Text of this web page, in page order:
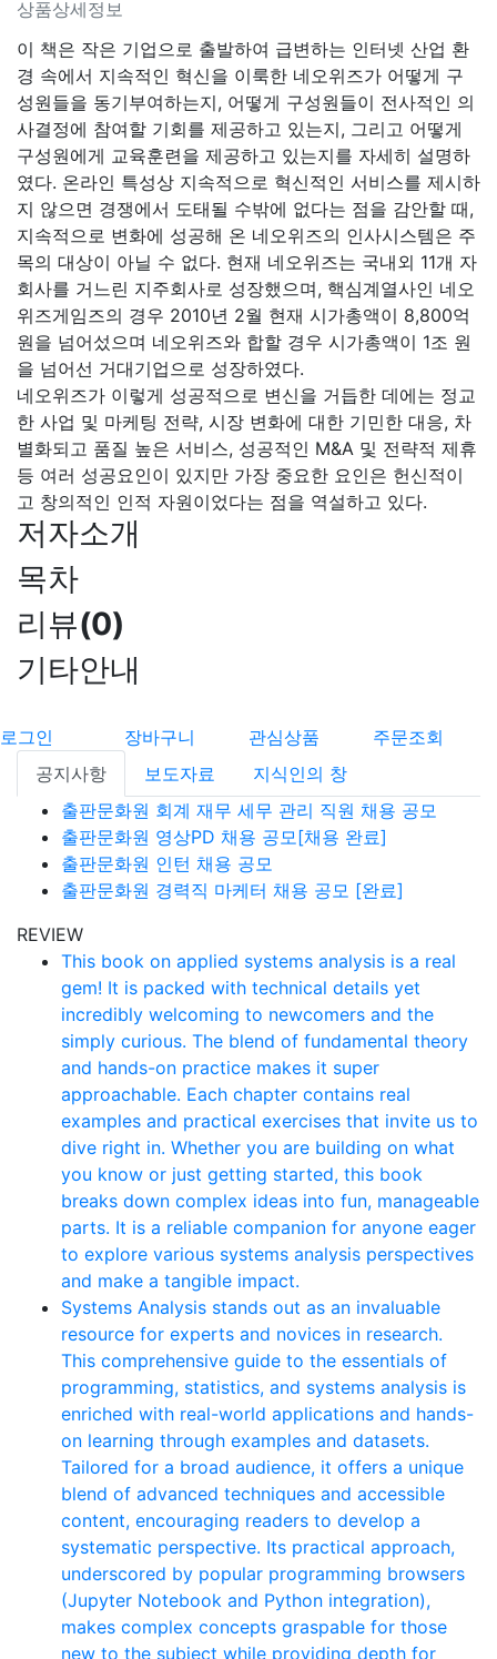
상품상세정보
이 책은 작은 기업으로 출발하여 급변하는 인터넷 산업 환
경 속에서 지속적인 혁신을 이룩한 네오위즈가 어떻게 구
성원들을 동기부여하는지, 어떻게 구성원들이 전사적인 의
사결정에 참여할 기회를 제공하고 있는지, 그리고 어떻게
구성원에게 교육훈련을 제공하고 있는지를 자세히 설명하
였다. 온라인 특성상 지속적으로 혁신적인 서비스를 제시하
지 않으면 경쟁에서 도태될 수밖에 없다는 점을 감안할 때,
지속적으로 변화에 성공해 온 네오위즈의 인사시스템은 주
목의 대상이 아닐 수 없다. 현재 네오위즈는 국내외 11개 자
회사를 거느린 지주회사로 성장했으며, 핵심계열사인 네오
위즈게임즈의 경우 2010년 2월 현재 시가총액이 8,800억
원을 넘어섰으며 네오위즈와 합할 경우 시가총액이 1조 원
을 넘어선 거대기업으로 성장하였다.
네오위즈가 이렇게 성공적으로 변신을 거듭한 데에는 정교
한 사업 및 마케팅 전략, 시장 변화에 대한 기민한 대응, 차
별화되고 품질 높은 서비스, 성공적인 M&A 및 전략적 제휴
등 여러 성공요인이 있지만 가장 중요한 요인은 헌신적이
고 창의적인 인적 자원이었다는 점을 역설하고 있다.
저자소개
목차
리뷰(0)
기타안내
로그인 장바구니 관심상품
주문조회
공지사항
보도자료
지식인의 창
출판문화원 회계 재무 세무 관리 직원 채용 공모
출판문화원 영상PD 채용 공모[채용 완료]
출판문화원 인턴 채용 공모
출판문화원 경력직 마케터 채용 공모 [완료]
REVIEW
This book on applied systems analysis is a real
gem! It is packed with technical details yet
incredibly welcoming to newcomers and the
simply curious. The blend of fundamental theory
and hands-on practice makes it super
approachable. Each chapter contains real
examples and practical exercises that invite us to
dive right in. Whether you are building on what
you know or just getting started, this book
breaks down complex ideas into fun, manageable
parts. It is a reliable companion for anyone eager
to explore various systems analysis perspectives
and make a tangible impact.
Systems Analysis stands out as an invaluable
resource for experts and novices in research.
This comprehensive guide to the essentials of
programming, statistics, and systems analysis is
enriched with real-world applications and hands-
on learning through examples and datasets.
Tailored for a broad audience, it offers a unique
blend of advanced techniques and accessible
content, encouraging readers to develop a
systematic perspective. Its practical approach,
underscored by popular programming browsers
(Jupyter Notebook and Python integration),
makes complex concepts graspable for those
new to the subject while providing depth for